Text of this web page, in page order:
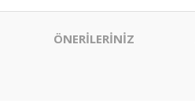
ÖNERİLERİNİZ